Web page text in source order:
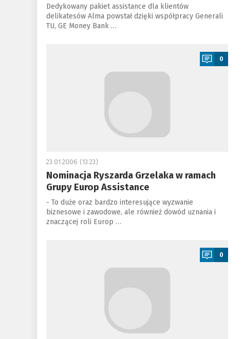
Dedykowany pakiet assistance dla klientów
delikatesów Alma powstał dzięki współpracy Generali
TU, GE Money Bank …
0
23.01.2006 (13:23)
Nominacja Ryszarda Grzelaka w ramach
Grupy Europ Assistance
- To duże oraz bardzo interesujące wyzwanie
biznesowe i zawodowe, ale również dowód uznania i
znaczącej roli Europ …
0